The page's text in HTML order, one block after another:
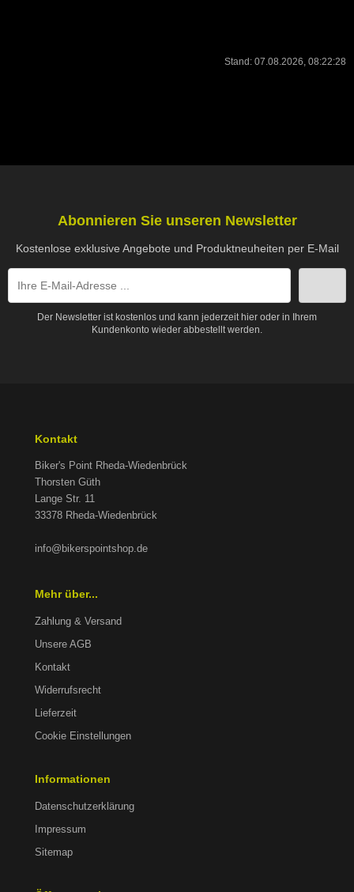
Stand: 07.08.2026, 08:22:28
Abonnieren Sie unseren Newsletter
Kostenlose exklusive Angebote und Produktneuheiten per E-Mail
Der Newsletter ist kostenlos und kann jederzeit hier oder in Ihrem
Kundenkonto wieder abbestellt werden.
Kontakt
Biker's Point Rheda-Wiedenbrück
Thorsten Güth
Lange Str. 11
33378 Rheda-Wiedenbrück
info@bikerspointshop.de
Mehr über...
Zahlung & Versand
Unsere AGB
Kontakt
Widerrufsrecht
Lieferzeit
Cookie Einstellungen
Informationen
Datenschutzerklärung
Impressum
Sitemap